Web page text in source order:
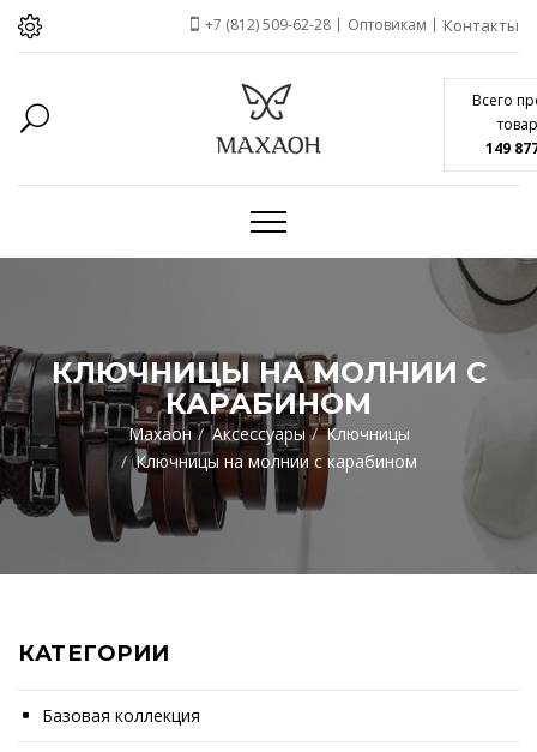
Всего
149
+7 (812) 509-62-28 Оптовикам Контакты
КЛЮЧНИЦЫ НА МОЛНИИ С
КАРАБИНОМ
Махаон Аксессуары
Ключницы
Ключницы на молнии с карабином
КАТЕГОРИИ
Базовая коллекция